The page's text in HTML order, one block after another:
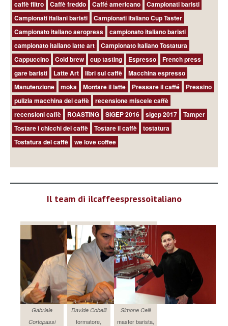
caffè filtro
Caffè freddo Caffé americano
Campionati baristi
Campionati italiani baristi
Campionati italiano Cup Taster
Campionato italiano aeropress
campionato italiano baristi
campionato italiano latte art
Campionato Italiano Tostatura
Cappuccino
Cold brew cup tasting Espresso
French press
gare baristi
Latte Art libri sul caffè
Macchina espresso
Manutenzione
moka Montare il latte Pressare il caffé
Pressino
pulizia macchina del caffè
recensione miscele caffè
recensioni caffè
ROASTING SIGEP 2016 sigep 2017
Tamper
Tostare i chicchi del caffè
Tostare il caffè
tostatura
Tostatura del caffè
we love coffee
Il team di ilcaffeespressoitaliano
Gabriele
Cortopassi
Davide Cobelli
formatore,
Simone Celli
master barista,